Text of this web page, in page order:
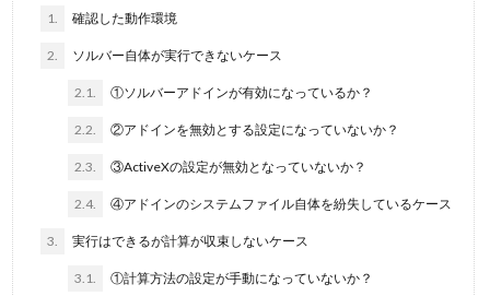
1. 確認した動作環境
2. ソルバー自体が実行できないケース
2.1. ①ソルバーアドインが有効になっているか？
2.2. ②アドインを無効とする設定になっていないか？
2.3. ③ActiveXの設定が無効となっていないか？
2.4. ④アドインのシステムファイル自体を紛失しているケース
3. 実行はできるが計算が収束しないケース
3.1. ①計算方法の設定が手動になっていないか？